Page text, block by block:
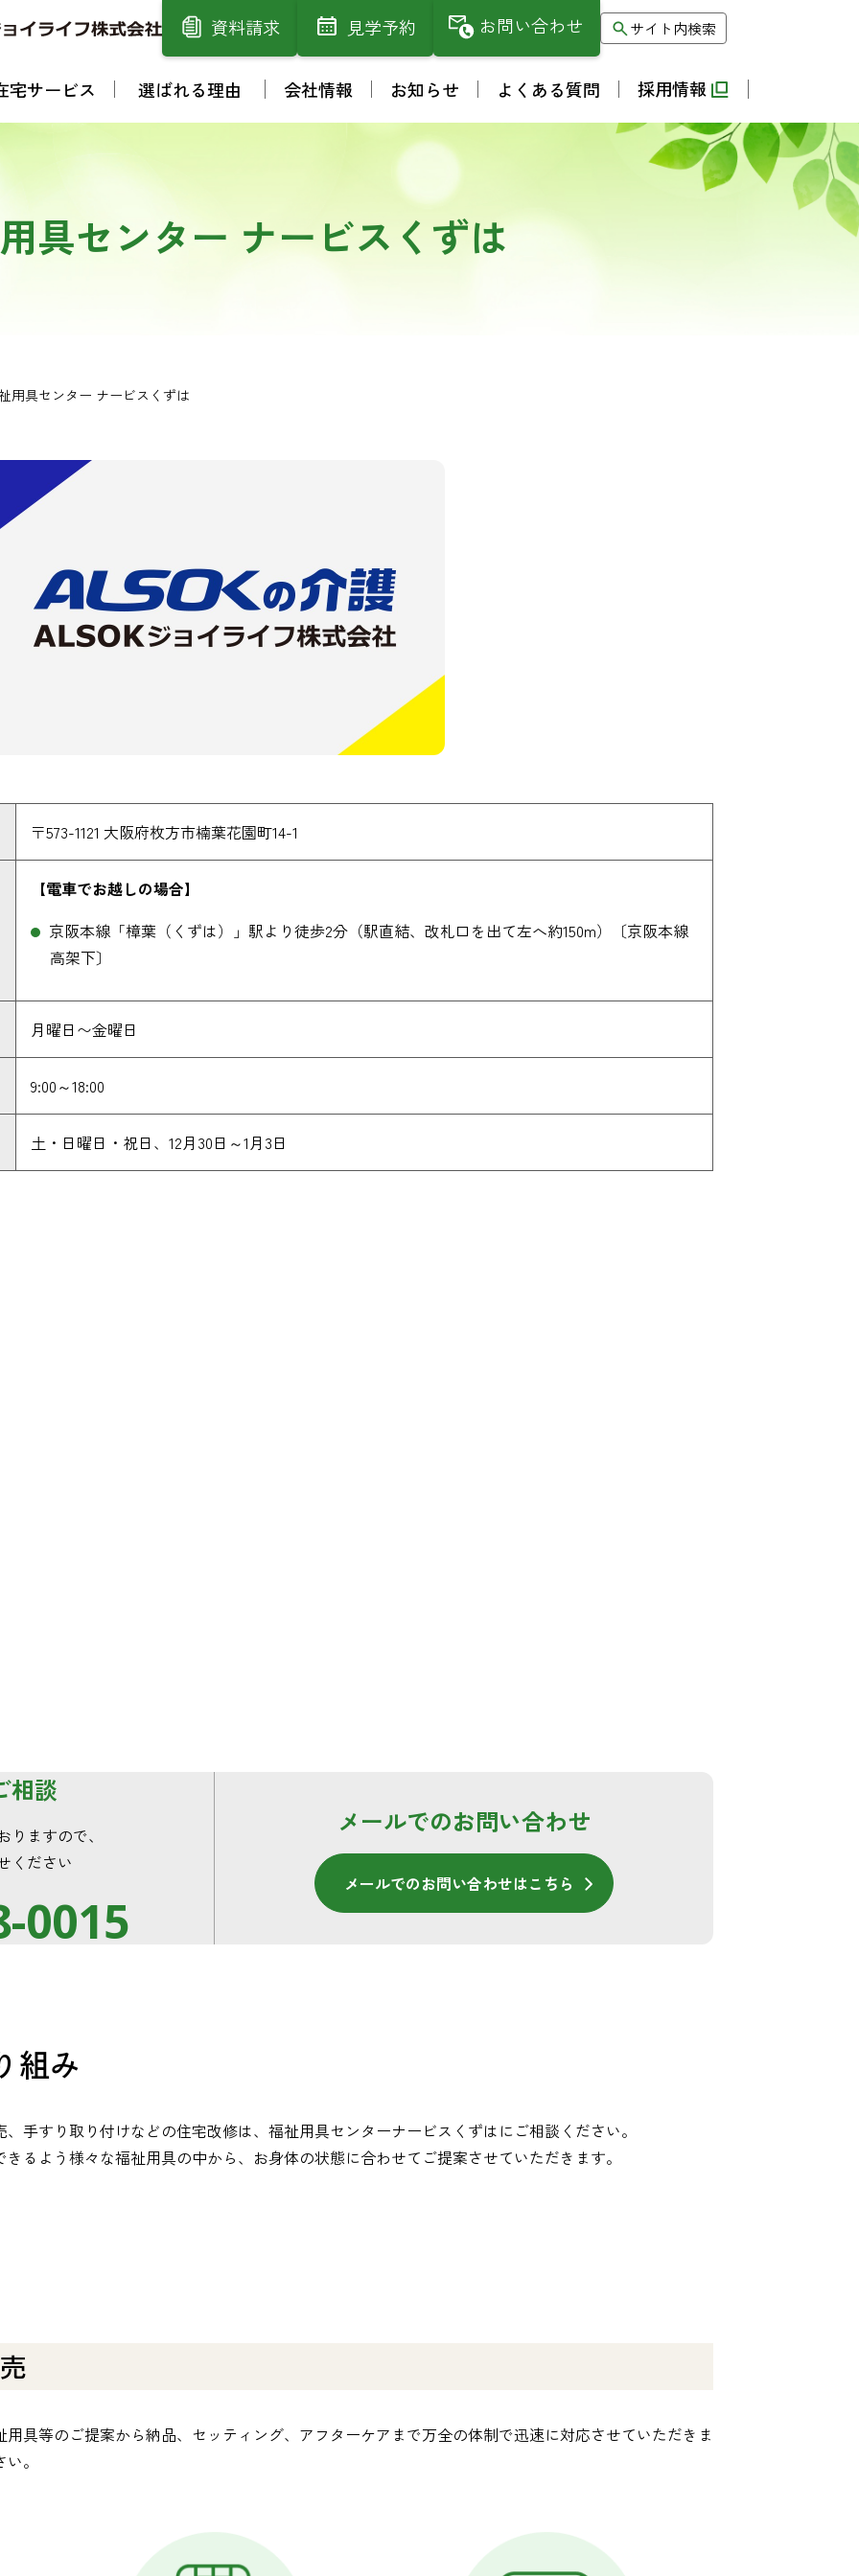
資料請求 見学予約 お問い合わせ サイト内検索
宅サービス 選ばれる理由 会社情報 お知らせ よくある質問 採用情報
具センター ナービスくずは
用具センター ナービスくずは
〒573-1121 大阪府枚方市楠葉花園町14-1
【電車でお越しの場合】
京阪本線「樟葉（くずは）」駅より徒歩2分（駅直結、改札口を出て左へ約150m）〔京阪本線
高架下〕
月曜日〜金曜日
9:00～18:00
土・日曜日・祝日、12月30日～1月3日
相談
ますので、
ください
0015
メールでのお問い合わせ
メールでのお問い合わせはこちら
組み
手すり取り付けなどの住宅改修は、福祉用具センターナービスくずはにご相談ください。
るよう様々な福祉用具の中から、お身体の状態に合わせてご提案させていただきます。
具等のご提案から納品、セッティング、アフターケアまで万全の体制で迅速に対応させていただきま
。